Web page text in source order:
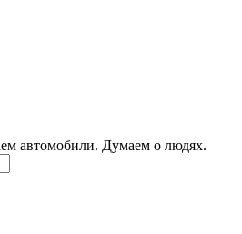
автомобили. Думаем о людях.